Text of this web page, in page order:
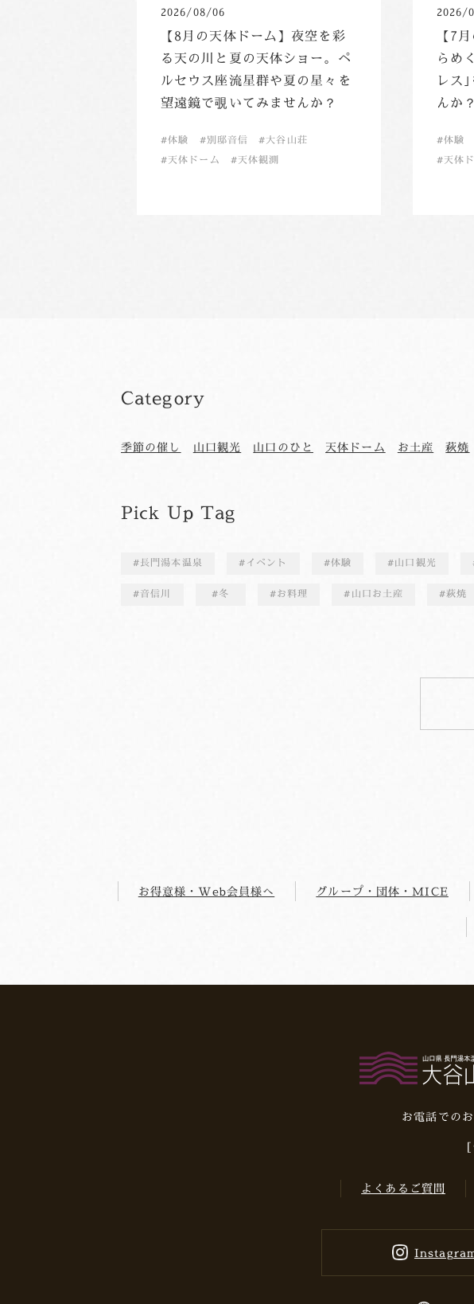
2026/08/06
【8月の天体ドーム】夜空を彩
る天の川と夏の天体ショー。ペ
ルセウス座流星群や夏の星々を
望遠鏡で覗いてみませんか？
体験 別邸音信
大谷山荘
天体ドーム
天体観測
2026/
【7
らめ
レス
んか？
体験
天体
Category
季節の催し 山口観光 山口のひと 天体ドーム お土産 萩焼
Pick Up Tag
長門湯本温泉 イベント 体験 山口観光
音信川 冬 お料理 山口お土産 萩焼
お得意様・Web会員様へ グループ・団体・MICE
お電話での
[
よくあるご質問